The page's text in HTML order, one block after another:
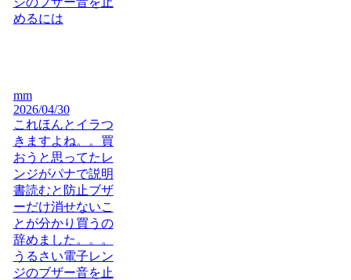
めるには
mm
2026/04/30
これほんとイラつ
きますよね。。買
おうと思ってたレ
ンジがパナで説明
書読むと防止ブザ
ーだけ消せないこ
とが分かり買うの
辞めました。。。
うるさい電子レン
ジのブザー音を止